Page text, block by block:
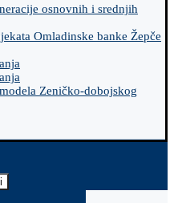
osnovnih i srednjih
Omladinske banke Žepče
Zeničko-dobojskog